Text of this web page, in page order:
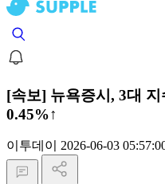
[속보] 뉴욕증시, 3대
0.45%↑
이투데이 2026-06-03